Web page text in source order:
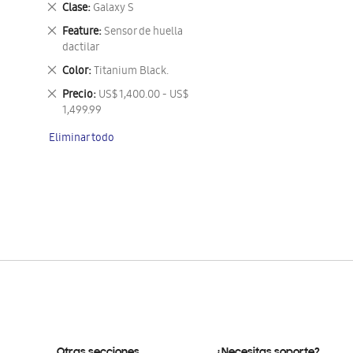
Clase Galaxy S
Eliminar
este
artículo
Feature Sensor de huella
dactilar
Eliminar
este
artículo
Color Titanium Black.
Eliminar
este
artículo
Precio US$ 1,400.00 - US$
1,499.99
Eliminar
este
Eliminar todo